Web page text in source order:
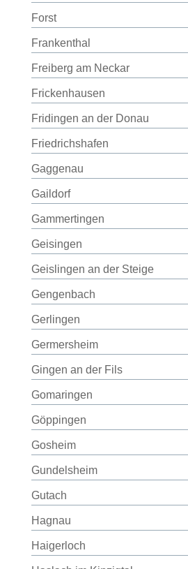
Forst
Frankenthal
Freiberg am Neckar
Frickenhausen
Fridingen an der Donau
Friedrichshafen
Gaggenau
Gaildorf
Gammertingen
Geisingen
Geislingen an der Steige
Gengenbach
Gerlingen
Germersheim
Gingen an der Fils
Gomaringen
Göppingen
Gosheim
Gundelsheim
Gutach
Hagnau
Haigerloch